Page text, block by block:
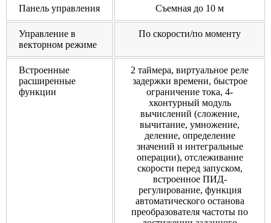
Панель управления Съемная до 10 м
Управление в
векторном режиме
По скорости/по моменту
Встроенные
расширенные
функции
2 таймера, виртуальное реле
задержки времени, быстрое
ограничение тока, 4-
хконтурный модуль
вычислений (сложение,
вычитание, умножение,
деление, определение
значений и интегральные
операции), отслеживание
скорости перед запуском,
встроенное ПИД-
регулирование, функция
автоматического останова
преобразователя частоты по